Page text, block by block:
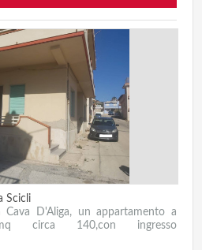
Scicli
D'Aliga, un appartamento a
circa 140,con ingresso